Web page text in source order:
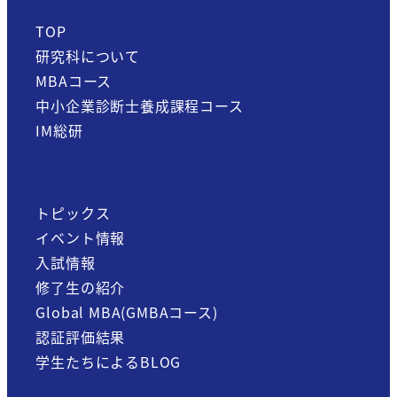
TOP
研究科について
MBAコース
中小企業診断士養成課程コース
IM総研
トピックス
イベント情報
入試情報
修了生の紹介
Global MBA(GMBAコース)
認証評価結果
学生たちによるBLOG